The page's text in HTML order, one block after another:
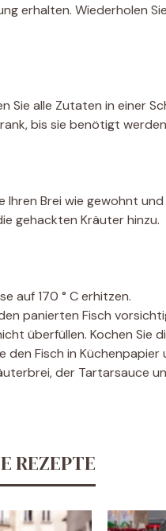
erhalten. Wiederholen
Sie alle Zutaten in einer
bis sie benötigt
Ihren Brei wie gewohnt
gehackten Kräuter hinzu.
auf 170 ° C erhitzen.
panierten Fisch
überfüllen. Kochen Sie
den Fisch in
der Tartarsauce
REZEPTE